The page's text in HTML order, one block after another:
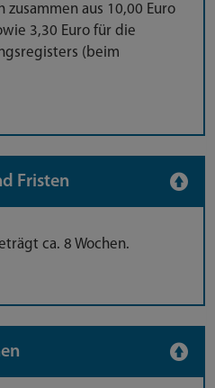
zusammen aus 10,00 Euro
3,30 Euro für die
(beim
Fristen
ca. 8 Wochen.